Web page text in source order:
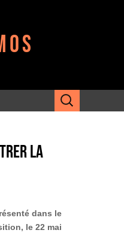
Rechercher :
LA
dans le
le 22 mai